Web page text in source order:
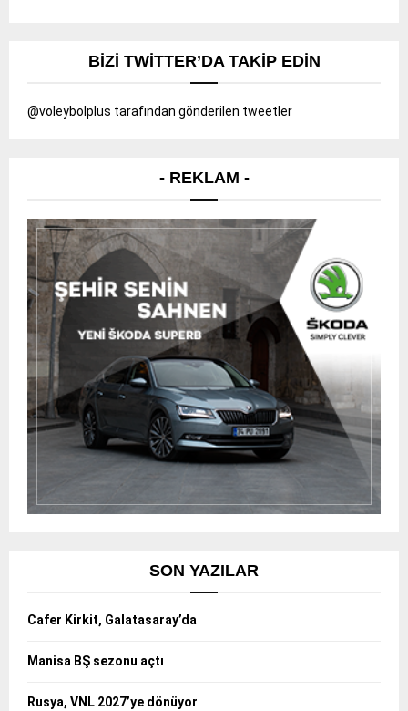
BIZI TWITTER’DA TAKIP EDIN
@voleybolplus tarafından gönderilen tweetler
- REKLAM -
SON YAZILAR
Cafer Kirkit, Galatasaray’da
Manisa BŞ sezonu açtı
Rusya, VNL 2027’ye dönüyor